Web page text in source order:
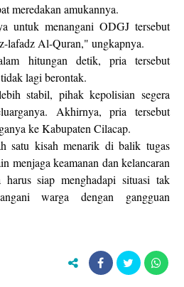
meredakan amukannya.
untuk menangani ODGJ tersebut
lafadz Al-Quran," ungkapnya.
hitungan detik, pria tersebut
lagi berontak.
stabil, pihak kepolisian segera
Akhirnya, pria tersebut
ke Kabupaten Cilacap.
satu kisah menarik di balik tugas
menjaga keamanan dan kelancaran
siap menghadapi situasi tak
warga dengan gangguan